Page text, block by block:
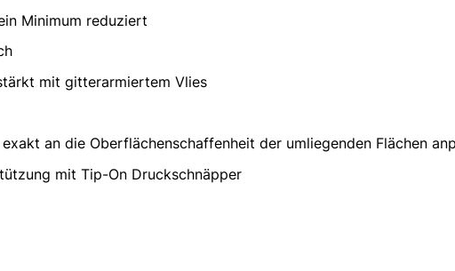
Minimum reduziert
mit gitterarmiertem Vlies
an die Oberflächenschaffenheit der umliegenden Flächen
mit Tip-On Druckschnäpper